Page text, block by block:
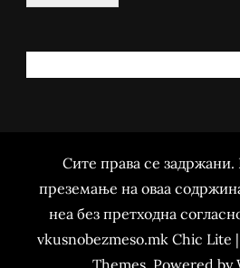
Сите права се задржани.
преземање на оваа
неа без претходна
vkusnobezmeso.mk Chic Lite
Themes . Powered by